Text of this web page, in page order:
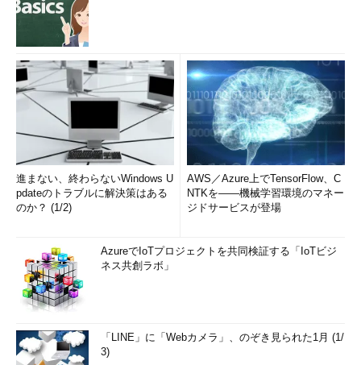
進まない、終わらないWindows U
pdateのトラブルに解決策はある
のか？ (1/2)
AWS／Azure上でTensorFlow、C
NTKを――機械学習環境のマネー
ジドサービスが登場
AzureでIoTプロジェクトを共同検証する「IoTビジ
ネス共創ラボ」
「LINE」に「Webカメラ」、のぞき見られた1月 (1/
3)